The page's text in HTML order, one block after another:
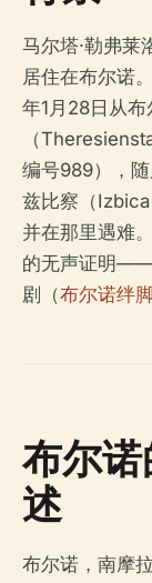
马尔塔·勒弗莱
居住在布尔诺
年1月28日从
（
编号989），
兹比察（
并在那里遇难
的无声证明——
剧（布尔诺绊
布尔
述
布尔诺，南摩